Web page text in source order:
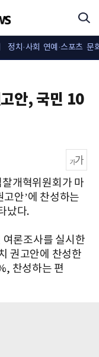
정치·사회 연예·스포츠 문
안, 국민 10
개혁위원회가 마
안’에 찬성하는
났다.
론조사를 실시한
권고안에 찬성한
찬성하는 편